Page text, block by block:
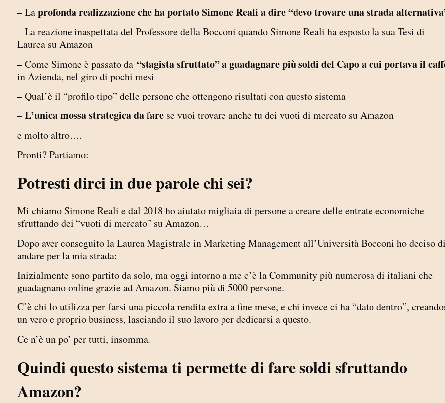
– Laprofonda realizzazione che ha portato Simone Reali a dire “devo trovare una strada
– La reazione inaspettata del Professore della Bocconi quando Simone Reali ha esposto la sua Tesi di
Laurea su Amazon
– Come Simone è passato da “stagista sfruttato” a guadagnare più soldi del Capo a cui portava il
in Azienda, nel giro di pochi mesi
– Qual’è il “profilo tipo” delle persone che ottengono risultati con questo sistema
–L’unica mossa strategica da fare se vuoi trovare anche tu dei vuoti di mercato su Amazon
e molto altro….
Pronti? Partiamo:
Potresti dirci in due parole chi sei?
Mi chiamo Simone Reali e dal 2018 ho aiutato migliaia di persone a creare delle entrate economiche
sfruttando dei “vuoti di mercato” su Amazon…
Dopo aver conseguito la Laurea Magistrale in Marketing Management all’Università Bocconi ho deciso di
andare per la mia strada:
Inizialmente sono partito da solo, ma oggi intorno a me c’è la Community più numerosa di italiani che
guadagnano online grazie ad Amazon. Siamo più di 5000 persone.
C’è chi lo utilizza per farsi una piccola rendita extra a fine mese, e chi invece ci ha “dato dentro”,
un vero e proprio business, lasciando il suo lavoro per dedicarsi a questo.
Ce n’è un po’ per tutti, insomma.
Quindi questo sistema ti permette di fare soldi sfruttando
Amazon?